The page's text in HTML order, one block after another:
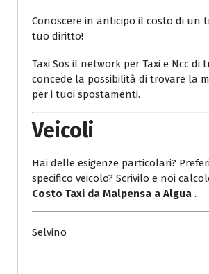
Conoscere in anticipo il costo di un
tuo diritto!
Taxi Sos il network per Taxi e Ncc
concede la possibilità di trovare la
per i tuoi spostamenti.
Veicoli
Hai delle esigenze particolari?
specifico veicolo? Scrivilo e noi
Costo Taxi da Malpensa a Algua .
Selvino